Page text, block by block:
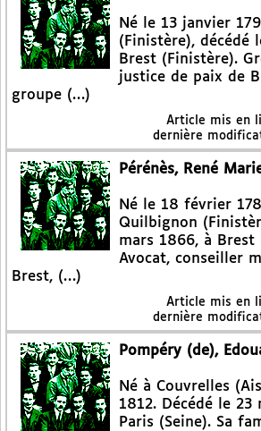
Né le 13 janvier
(Finistère), décédé
Brest (Finistère).
justice de paix de
groupe (…)
Article mis en
dernière
Pérénès, René
Né le 18 février
Quilbignon
mars 1866, à Brest
Avocat, conseiller
Brest, (…)
Article mis en
dernière
Pompéry (de),
Né à Couvrelles
1812. Décédé le 23
Paris (Seine). Sa